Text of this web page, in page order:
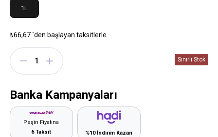
1L
₺66,67`den başlayan taksitlerle
Banka Kampanyaları
Peşin Fiyatına
6 Taksit
%10 İndirim Kazan